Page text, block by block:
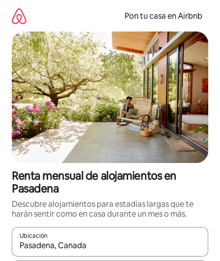
contenido
Pon tu casa en Airbnb
Renta mensual de alojamientos en
Pasadena
Descubre alojamientos para estadías largas que te
harán sentir como en casa durante un mes o más.
Ubicación
Cuando los resultados estén disponibles, navega con las